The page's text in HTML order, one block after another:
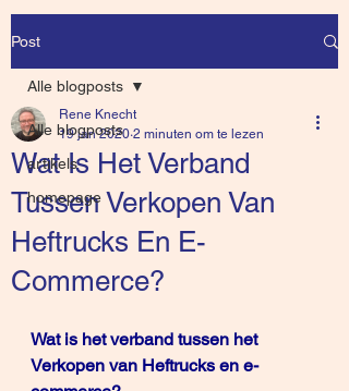
Post
Alle blogposts
artikels
homepage
Alle blogposts
Wat Is Het Verband
Tussen Verkopen Van
Heftrucks En E-
Commerce?
Rene Knecht
19 jan 2020 2 minuten om te lezen
Wat is het verband tussen het
Verkopen van Heftrucks en e-